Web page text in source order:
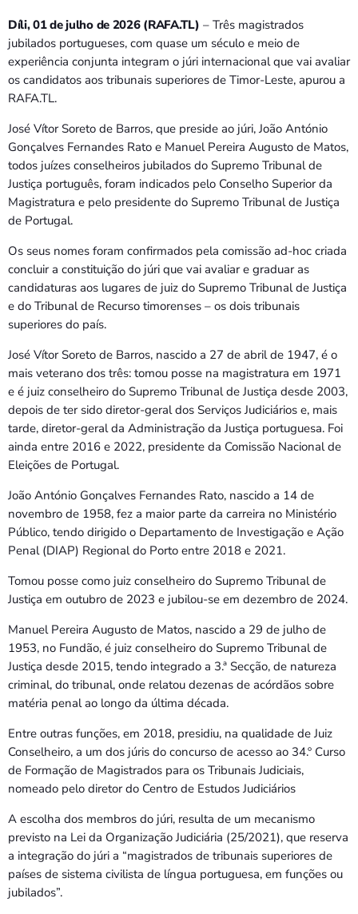
Díli, 01 de julho de 2026 (RAFA.TL) – Três magistrados
jubilados portugueses, com quase um século e meio de
experiência conjunta integram o júri internacional que vai avaliar
os candidatos aos tribunais superiores de Timor-Leste, apurou a
RAFA.TL.
José Vítor Soreto de Barros, que preside ao júri, João António
Gonçalves Fernandes Rato e Manuel Pereira Augusto de Matos,
todos juízes conselheiros jubilados do Supremo Tribunal de
Justiça português, foram indicados pelo Conselho Superior da
Magistratura e pelo presidente do Supremo Tribunal de Justiça
de Portugal.
Os seus nomes foram confirmados pela comissão ad-hoc criada
concluir a constituição do júri que vai avaliar e graduar as
candidaturas aos lugares de juiz do Supremo Tribunal de Justiça
e do Tribunal de Recurso timorenses – os dois tribunais
superiores do país.
José Vítor Soreto de Barros, nascido a 27 de abril de 1947, é o
mais veterano dos três: tomou posse na magistratura em 1971
e é juiz conselheiro do Supremo Tribunal de Justiça desde 2003,
depois de ter sido diretor-geral dos Serviços Judiciários e, mais
tarde, diretor-geral da Administração da Justiça portuguesa. Foi
ainda entre 2016 e 2022, presidente da Comissão Nacional de
Eleições de Portugal.
João António Gonçalves Fernandes Rato, nascido a 14 de
novembro de 1958, fez a maior parte da carreira no Ministério
Público, tendo dirigido o Departamento de Investigação e Ação
Penal (DIAP) Regional do Porto entre 2018 e 2021.
Tomou posse como juiz conselheiro do Supremo Tribunal de
Justiça em outubro de 2023 e jubilou-se em dezembro de 2024.
Manuel Pereira Augusto de Matos, nascido a 29 de julho de
1953, no Fundão, é juiz conselheiro do Supremo Tribunal de
Justiça desde 2015, tendo integrado a 3.ª Secção, de natureza
criminal, do tribunal, onde relatou dezenas de acórdãos sobre
matéria penal ao longo da última década.
Entre outras funções, em 2018, presidiu, na qualidade de Juiz
Conselheiro, a um dos júris do concurso de acesso ao 34.º Curso
de Formação de Magistrados para os Tribunais Judiciais,
nomeado pelo diretor do Centro de Estudos Judiciários
A escolha dos membros do júri, resulta de um mecanismo
previsto na Lei da Organização Judiciária (25/2021), que reserva
a integração do júri a “magistrados de tribunais superiores de
países de sistema civilista de língua portuguesa, em funções ou
jubilados”.